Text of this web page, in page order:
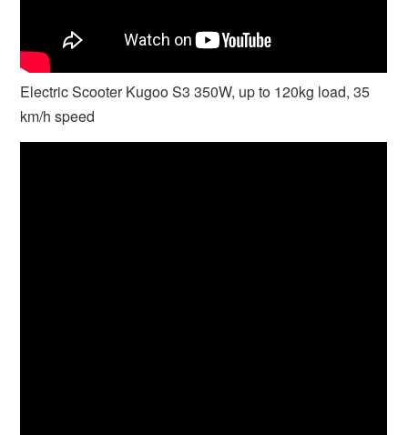
Electric Scooter Kugoo S3 350W, up to 120kg load, 35
km/h speed